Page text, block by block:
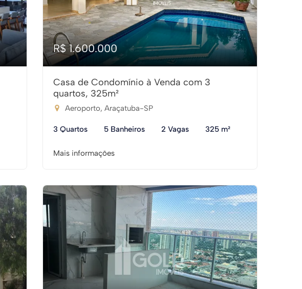
R$ 1.600.000
Casa de Condomínio à Venda com 3
quartos, 325m²
Aeroporto, Araçatuba-SP
3 Quartos 5 Banheiros 2 Vagas 325 m²
Mais informações